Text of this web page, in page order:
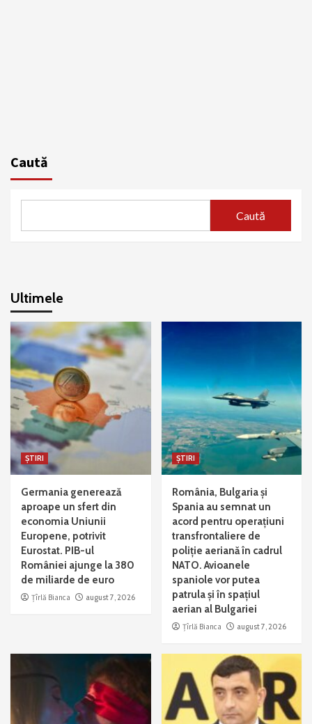
Caută
Caută
Ultimele
ȘTIRI
Germania generează
aproape un sfert din
economia Uniunii
Europene, potrivit
Eurostat. PIB-ul
României ajunge la 380
de miliarde de euro
Țîrlă Bianca august 7, 2026
ȘTIRI
România, Bulgaria și
Spania au semnat un
acord pentru operațiuni
transfrontaliere de
poliție aeriană în cadrul
NATO. Avioanele
spaniole vor putea
patrula și în spațiul
aerian al Bulgariei
Țîrlă Bianca august 7, 2026